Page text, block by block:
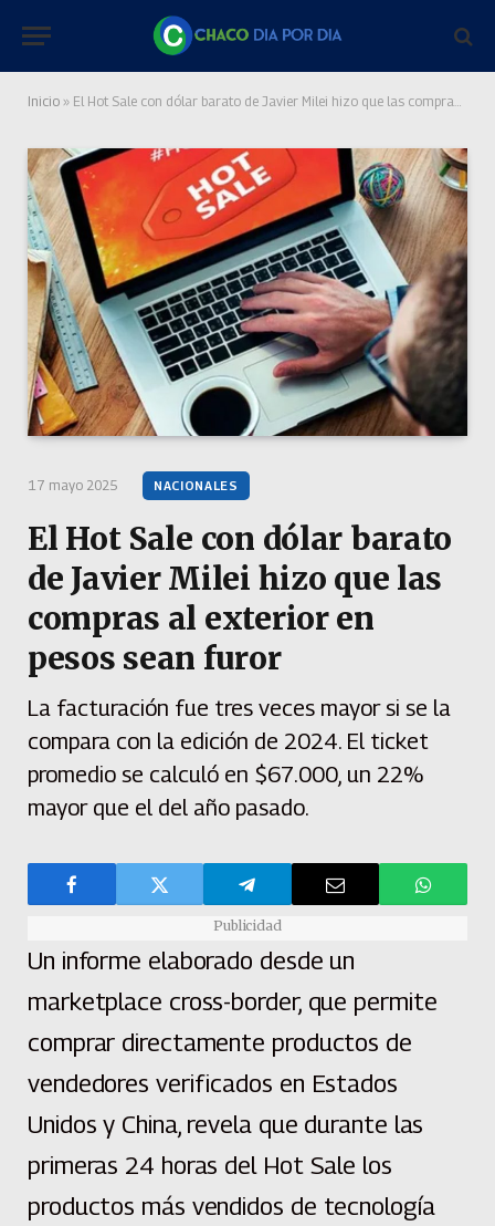
Inicio » El Hot Sale con dólar barato de Javier Milei hizo que las compras al exterior en pesos sean furor
17 mayo 2025 NACIONALES
El Hot Sale con dólar barato
de Javier Milei hizo que las
compras al exterior en
pesos sean furor
La facturación fue tres veces mayor si se la
compara con la edición de 2024. El ticket
promedio se calculó en $67.000, un 22%
mayor que el del año pasado.
Publicidad
Un informe elaborado desde un
marketplace cross-border, que permite
comprar directamente productos de
vendedores verificados en Estados
Unidos y China, revela que durante las
primeras 24 horas del Hot Sale los
productos más vendidos de tecnología